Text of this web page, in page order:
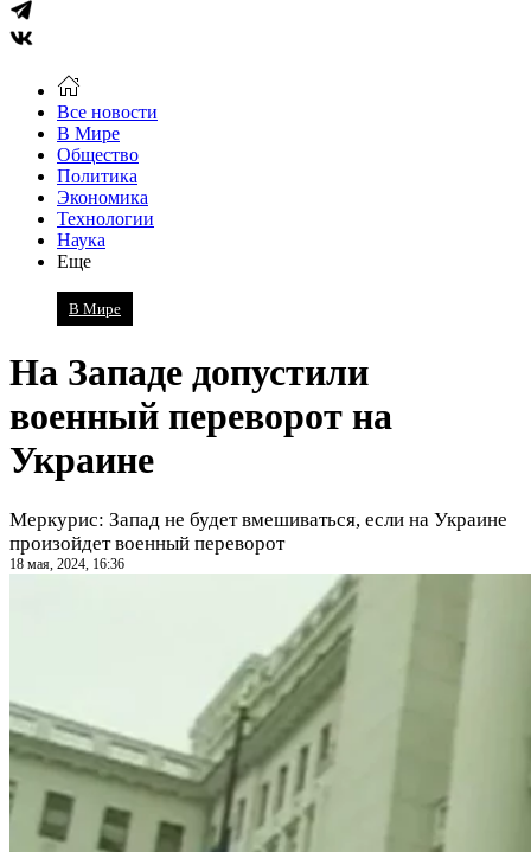
Все новости
В Мире
Общество
Политика
Экономика
Технологии
Наука
Еще
В Мире
На Западе допустили
военный переворот на
Украине
Меркурис: Запад не будет вмешиваться, если на Украине
произойдет военный переворот
18 мая, 2024, 16:36